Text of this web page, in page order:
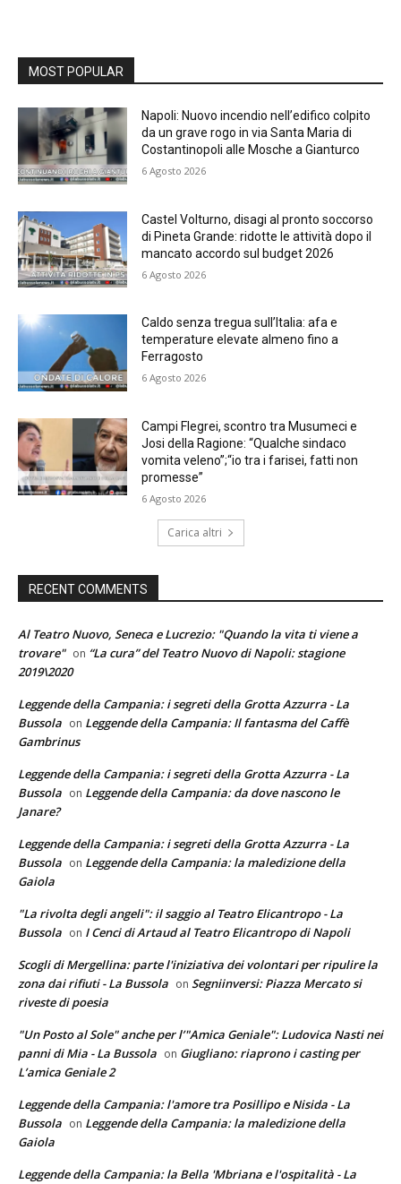
MOST POPULAR
Napoli: Nuovo incendio nell’edifico colpito
da un grave rogo in via Santa Maria di
Costantinopoli alle Mosche a Gianturco
6 Agosto 2026
Castel Volturno, disagi al pronto soccorso
di Pineta Grande: ridotte le attività dopo il
mancato accordo sul budget 2026
6 Agosto 2026
Caldo senza tregua sull’Italia: afa e
temperature elevate almeno fino a
Ferragosto
6 Agosto 2026
Campi Flegrei, scontro tra Musumeci e
Josi della Ragione: “Qualche sindaco
vomita veleno”;“io tra i farisei, fatti non
promesse”
6 Agosto 2026
Carica altri
RECENT COMMENTS
Al Teatro Nuovo, Seneca e Lucrezio: "Quando la vita ti viene a
trovare" on “La cura” del Teatro Nuovo di Napoli: stagione
2019\2020
Leggende della Campania: i segreti della Grotta Azzurra - La
Bussola on Leggende della Campania: Il fantasma del Caffè
Gambrinus
Leggende della Campania: i segreti della Grotta Azzurra - La
Bussola on Leggende della Campania: da dove nascono le
Janare?
Leggende della Campania: i segreti della Grotta Azzurra - La
Bussola on Leggende della Campania: la maledizione della
Gaiola
"La rivolta degli angeli": il saggio al Teatro Elicantropo - La
Bussola on I Cenci di Artaud al Teatro Elicantropo di Napoli
Scogli di Mergellina: parte l'iniziativa dei volontari per ripulire la
zona dai rifiuti - La Bussola on Segniinversi: Piazza Mercato si
riveste di poesia
"Un Posto al Sole" anche per l’"Amica Geniale": Ludovica Nasti nei
panni di Mia - La Bussola on Giugliano: riaprono i casting per
L’amica Geniale 2
Leggende della Campania: l'amore tra Posillipo e Nisida - La
Bussola on Leggende della Campania: la maledizione della
Gaiola
Leggende della Campania: la Bella 'Mbriana e l'ospitalità - La